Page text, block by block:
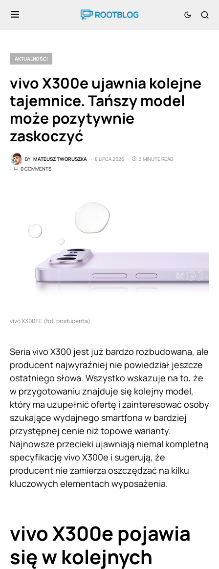
AKTUALNOŚCI
vivo X300e ujawnia kolejne
tajemnice. Tańszy model
może pozytywnie
zaskoczyć
BY MATEUSZ TWORUSZKA 8 LIPCA 2026
3 MINUTE READ
0 COMMENTS
vivo X300 FE (fot. producenta)
Seria vivo X300 jest już bardzo rozbudowana, ale
producent najwyraźniej nie powiedział jeszcze
ostatniego słowa. Wszystko wskazuje na to, że
w przygotowaniu znajduje się kolejny model,
który ma uzupełnić ofertę i zainteresować osoby
szukające wydajnego smartfona w bardziej
przystępnej cenie niż topowe warianty.
Najnowsze przecieki ujawniają niemal kompletną
specyfikację vivo X300e i sugerują, że
producent nie zamierza oszczędzać na kilku
kluczowych elementach wyposażenia.
vivo X300e pojawia
się w kolejnych